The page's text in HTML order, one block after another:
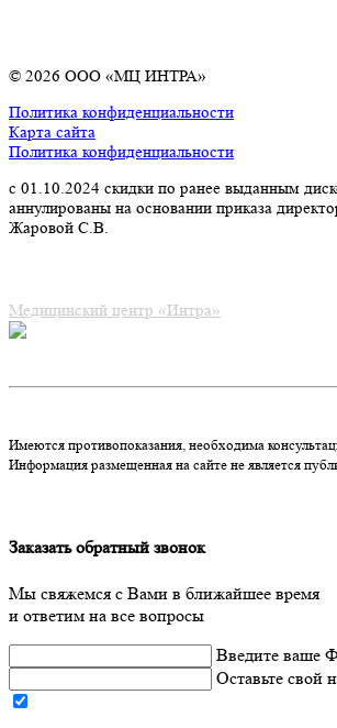
© 2026 ООО «МЦ ИНТРА»
Политика конфиденциальности
Карта сайта
Политика конфиденциальности
с 01.10.2024 скидки по ранее выданным
аннулированы на основании приказа
Жаровой С.В.
Медицинский центр «Интра»
Имеются противопоказания, необходима
Информация размещенная на сайте не является
Заказать обратный звонок
Мы свяжемся с Вами в ближайшее время
и ответим на все вопросы
Введите ваше
Оставьте свой